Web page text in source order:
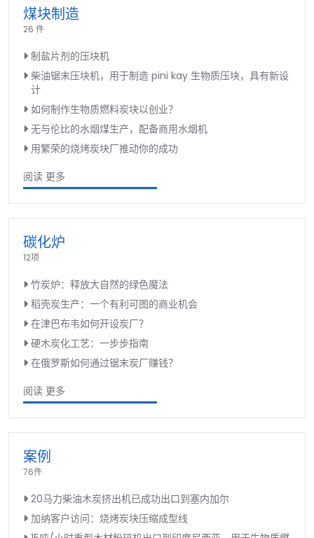
煤块制造
26 件
制盐片剂的压块机
柴油锯末压块机，用于制造 pini kay 生物质压块，具有新设
计
如何制作生物质燃料炭块以创业？
无与伦比的水烟煤生产，配备商用水烟机
用繁荣的烧烤炭块厂推动你的成功
阅读 更多
碳化炉
12项
竹炭炉：释放大自然的绿色魔法
稻壳炭生产：一个有利可图的商业机会
在津巴布韦如何开设炭厂？
硬木炭化工艺：一步步指南
在俄罗斯如何通过锯末炭厂赚钱？
阅读 更多
案例
76件
20马力柴油木炭挤出机已成功出口到塞内加尔
加纳客户访问：烧烤炭块压缩成型线